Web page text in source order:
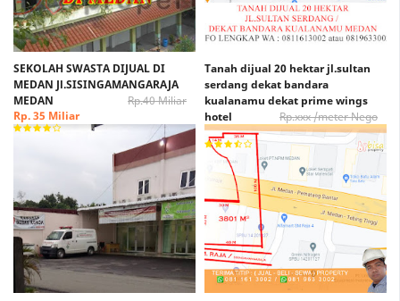
SEKOLAH SWASTA DIJUAL DI
MEDAN Jl.SISINGAMANGARAJA
MEDAN
Rp.40 Miliar
Rp. 35 Miliar
Tanah dijual 20 hektar jl.sultan
serdang dekat bandara
kualanamu dekat prime wings
hotel
Rp.xxx /meter Nego
Rp. xxx /Meter Nego